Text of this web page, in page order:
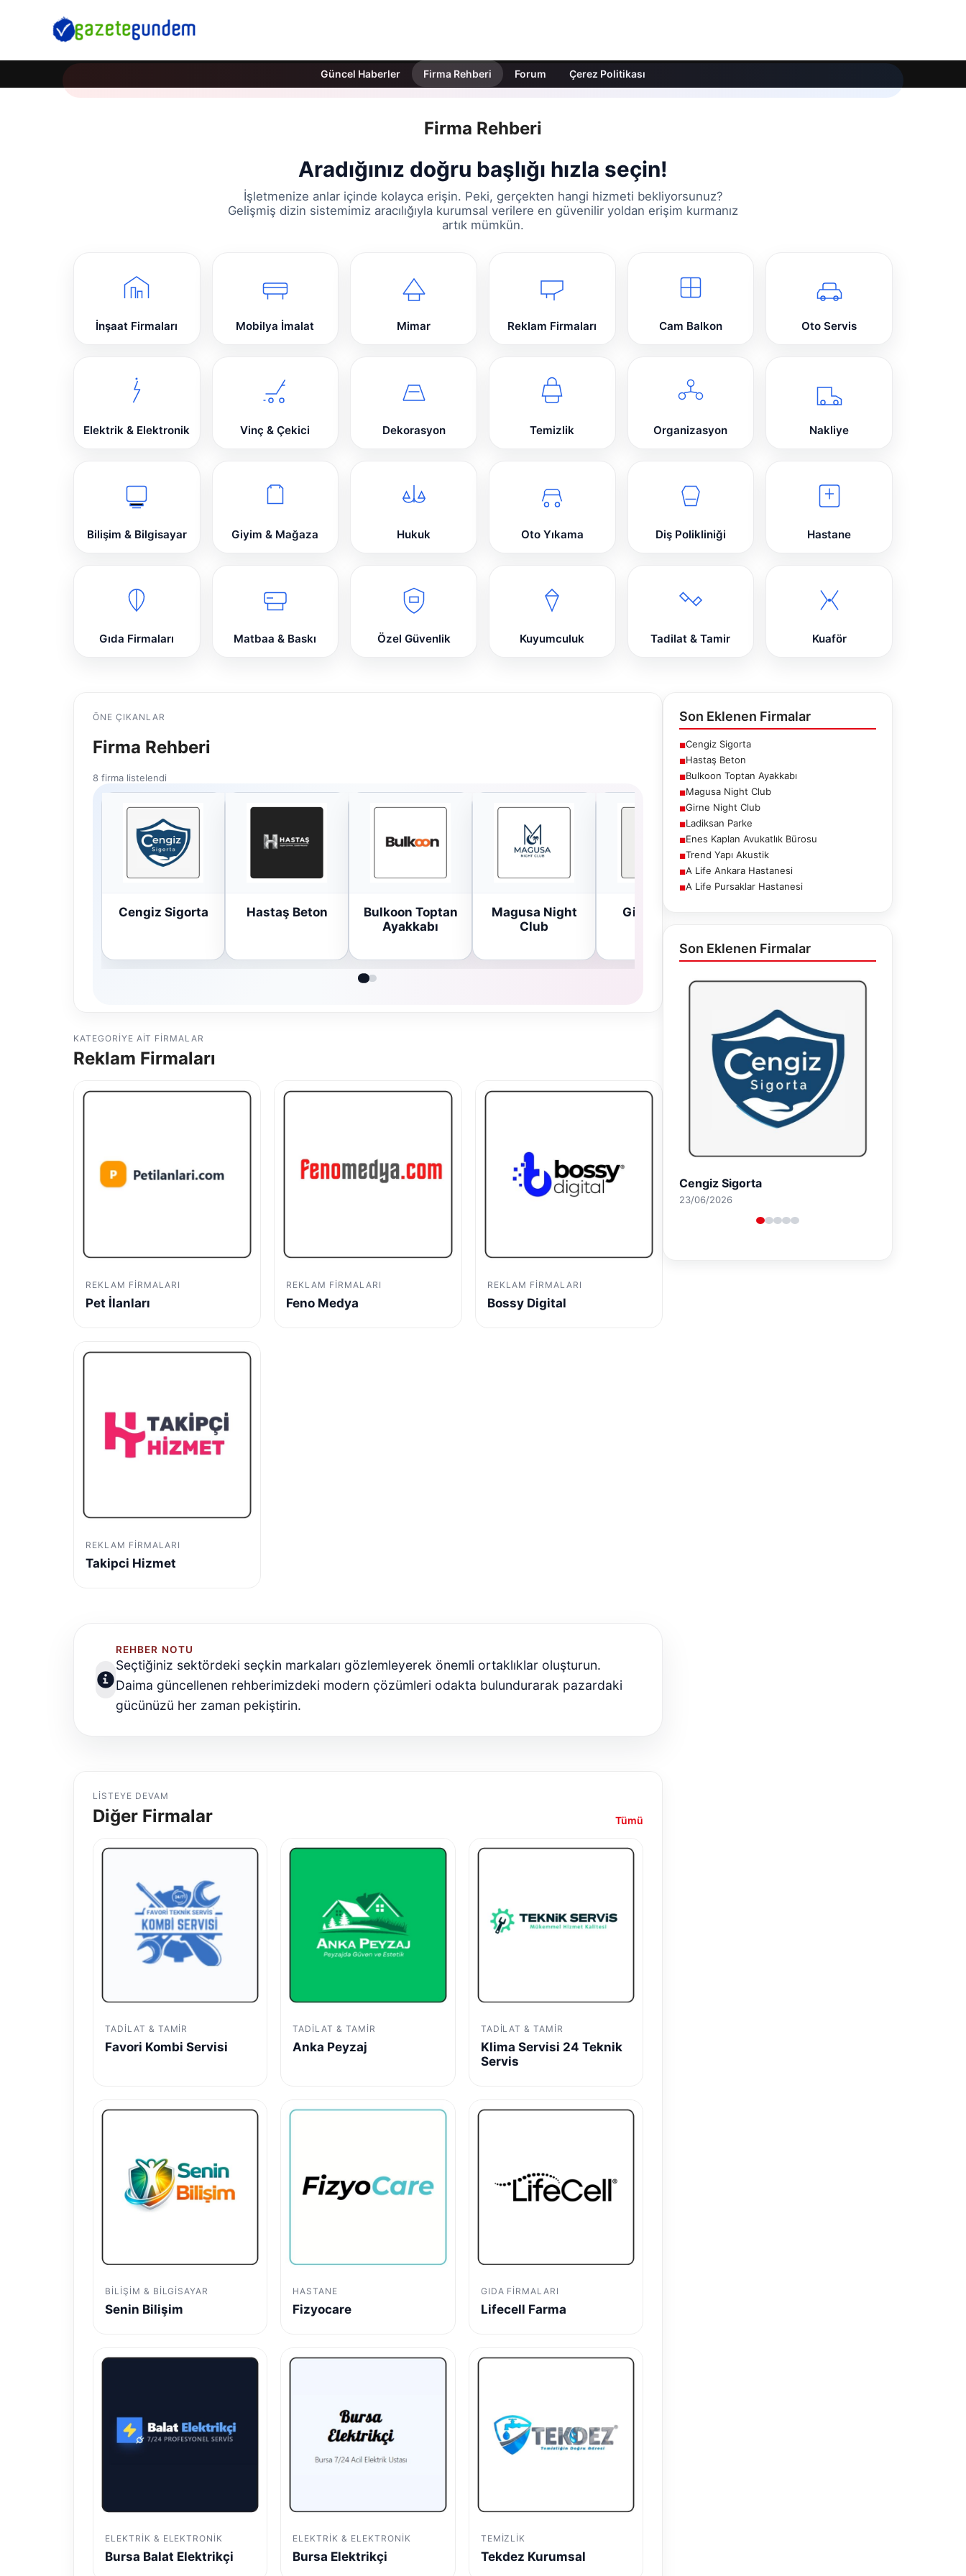
Güncel Haberler Firma Rehberi Forum Çerez Politikası
Firma Rehberi
Aradığınız doğru başlığı hızla seçin!
İşletmenize anlar içinde kolayca erişin. Peki, gerçekten hangi hizmeti bekliyorsunuz?
Gelişmiş dizin sistemimiz aracılığıyla kurumsal verilere en güvenilir yoldan erişim kurmanız
artık mümkün.
İnşaat Firmaları Mobilya İmalat Mimar Reklam Firmaları Cam Balkon Oto Servis
Elektrik & Elektronik Vinç & Çekici Dekorasyon Temizlik Organizasyon Nakliye
Bilişim & Bilgisayar Giyim & Mağaza Hukuk Oto Yıkama Diş Polikliniği Hastane
Gıda Firmaları Matbaa & Baskı Özel Güvenlik Kuyumculuk Tadilat & Tamir Kuaför
ÖNE ÇIKANLAR
Firma Rehberi
8 firma listelendi
Cengiz Sigorta Hastaş Beton
Bulkoon Toptan
Ayakkabı
Magusa Night
Club
Girne Night
KATEGORIYE AIT FIRMALAR
Reklam Firmaları
REKLAM FIRMALARI
Pet İlanları
REKLAM FIRMALARI
Feno Medya
REKLAM FIRMALARI
Bossy Digital
REKLAM FIRMALARI
Takipci Hizmet
REHBER NOTU
Seçtiğiniz sektördeki seçkin markaları gözlemleyerek önemli ortaklıklar oluşturun.
Daima güncellenen rehberimizdeki modern çözümleri odakta bulundurarak pazardaki
gücünüzü her zaman pekiştirin.
LISTEYE DEVAM
Diğer Firmalar Tümü
TADILAT & TAMIR
Favori Kombi Servisi
TADILAT & TAMIR
Anka Peyzaj
TADILAT & TAMIR
Klima Servisi 24 Teknik
Servis
BILIŞIM & BILGISAYAR
Senin Bilişim
HASTANE
Fizyocare
GIDA FIRMALARI
Lifecell Farma
ELEKTRIK & ELEKTRONIK
Bursa Balat Elektrikçi
ELEKTRIK & ELEKTRONIK
Bursa Elektrikçi
TEMIZLIK
Tekdez Kurumsal
Son Eklenen Firmalar
■Cengiz Sigorta
■Hastaş Beton
■Bulkoon Toptan Ayakkabı
■Magusa Night Club
■Girne Night Club
■Ladiksan Parke
■Enes Kaplan Avukatlık Bürosu
■Trend Yapı Akustik
■A Life Ankara Hastanesi
■A Life Pursaklar Hastanesi
Son Eklenen Firmalar
Hastaş Beton
26/05/2026